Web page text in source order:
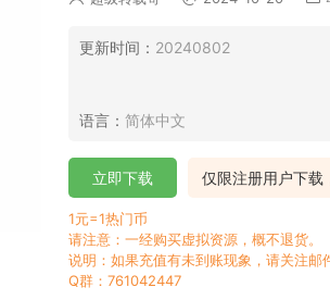
更新时间： 20240802
语言： 简体中文
仅限注册用户下载
立即下载
1元=1热门币
请注意：一经购买虚拟资源，概不退货。
说明：如果充值有未到账现象，请关注邮
Q群：761042447